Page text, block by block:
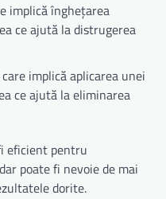
implică înghețarea
ce ajută la distrugerea
implică aplicarea unei
ce ajută la eliminarea
eficient pentru
poate fi nevoie de mai
dorite.